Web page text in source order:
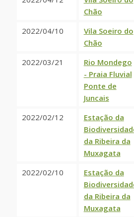
Chão
2022/04/10
Vila Soeiro do
Chão
2022/03/21
Rio Mondego
- Praia Fluvial
Ponte de
Juncais
2022/02/12
Estação da
da Ribeira da
Muxagata
2022/02/10
Estação da
da Ribeira da
Muxagata